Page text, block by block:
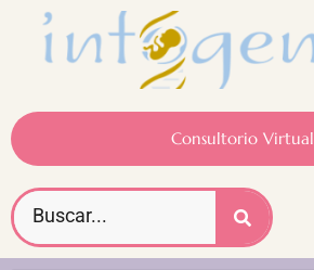
Consultorio Virtual